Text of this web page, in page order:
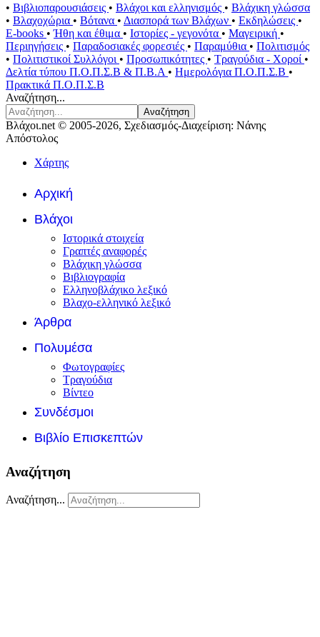
• Βιβλιοπαρουσιάσεις • Βλάχοι και ελληνισμός • Βλάχικη γλώσσα
• Βλαχοχώρια • Βότανα • Διασπορά των Βλάχων • Εκδηλώσεις •
E-books •Ήθη και έθιμα • Ιστορίες - γεγονότα • Μαγειρική •
Περιηγήσεις • Παραδοσιακές φορεσιές • Παραμύθια • Πολιτισμός
• Πολιτιστικοί Συλλόγοι • Προσωπικότητες • Τραγούδια - Χοροί •
Δελτία τύπου Π.Ο.Π.Σ.Β & Π.Β.Α • Ημερολόγια Π.Ο.Π.Σ.Β •
Πρακτικά Π.Ο.Π.Σ.Β
Αναζήτηση...
Αναζήτηση
Βλάχοι.net © 2005-2026, Σχεδιασμός-Διαχείριση: Νάνης
Απόστολος
Χάρτης
Αρχική
Βλάχοι
Ιστορικά στοιχεία
Γραπτές αναφορές
Βλάχικη γλώσσα
Βιβλιογραφία
Ελληνοβλάχικο λεξικό
Βλαχο-ελληνικό λεξικό
Άρθρα
Πολυμέσα
Φωτογραφίες
Τραγούδια
Βίντεο
Συνδέσμοι
Βιβλίο Επισκεπτών
Αναζήτηση
Αναζήτηση...